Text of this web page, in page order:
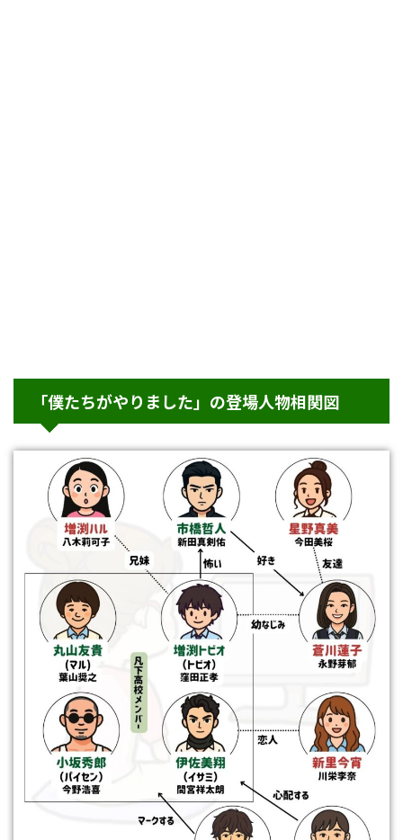
「僕たちがやりました」の登場人物相関図